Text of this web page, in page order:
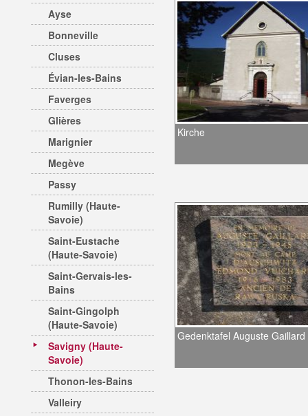
Ayse
Bonneville
Cluses
Évian-les-Bains
Faverges
Glières
Marignier
Megève
Passy
Rumilly (Haute-
Savoie)
Saint-Eustache
(Haute-Savoie)
Saint-Gervais-les-
Bains
Saint-Gingolph
(Haute-Savoie)
Savigny (Haute-
Savoie)
Thonon-les-Bains
Valleiry
Kirche
Gedenktafel Auguste Gaillard